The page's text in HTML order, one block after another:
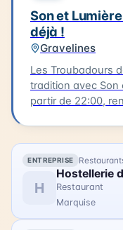
balade dans le
lieux apaisants.
Son et
déjà !
Gravelines
Les Troubadours
tradition avec Son et Lumière
partir de 22:00,
quatre décennies
soirée est
partager un
gravelinoise. Les
les adultes, 12€
ENTREPRISE
H
Restaurant
Marquise